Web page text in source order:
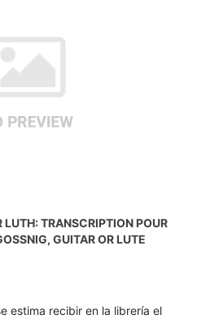
TRANSCRIPTION POUR
GUITAR OR LUTE
estima recibir en la librería el